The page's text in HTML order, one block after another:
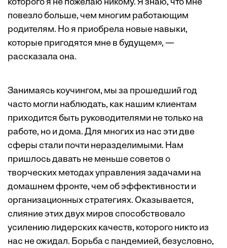
которого я не пожелаю никому. Я знаю, что мне
повезло больше, чем многим работающим
родителям. Но я приобрела новые навыки,
которые пригодятся мне в будущем», —
рассказала она.
Занимаясь коучингом, мы за прошедший год
часто могли наблюдать, как нашим клиентам
приходится быть руководителями не только на
работе, но и дома. Для многих из нас эти две
сферы стали почти неразделимыми. Нам
пришлось давать не меньше советов о
творческих методах управления задачами на
домашнем фронте, чем об эффективности и
организационных стратегиях. Оказывается,
слияние этих двух миров способствовало
усилению лидерских качеств, которого никто из
нас не ожидал. Борьба с пандемией, безусловно,